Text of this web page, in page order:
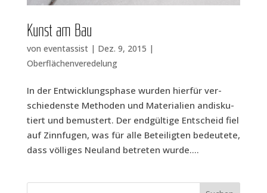
Kunst am Bau
von eventassist| Dez. 9, 2015 |
Oberflächenveredelung
In der Ent­wick­lungs­pha­se wur­den hier­für ver­
schie­dens­te Metho­den und Mate­ria­li­en andis­ku­
tiert und bemus­tert. Der end­gül­ti­ge Ent­scheid fiel
auf Zinn­fu­gen, was für alle Betei­lig­ten bedeu­te­te,
dass völ­li­ges Neu­land betre­ten wurde....